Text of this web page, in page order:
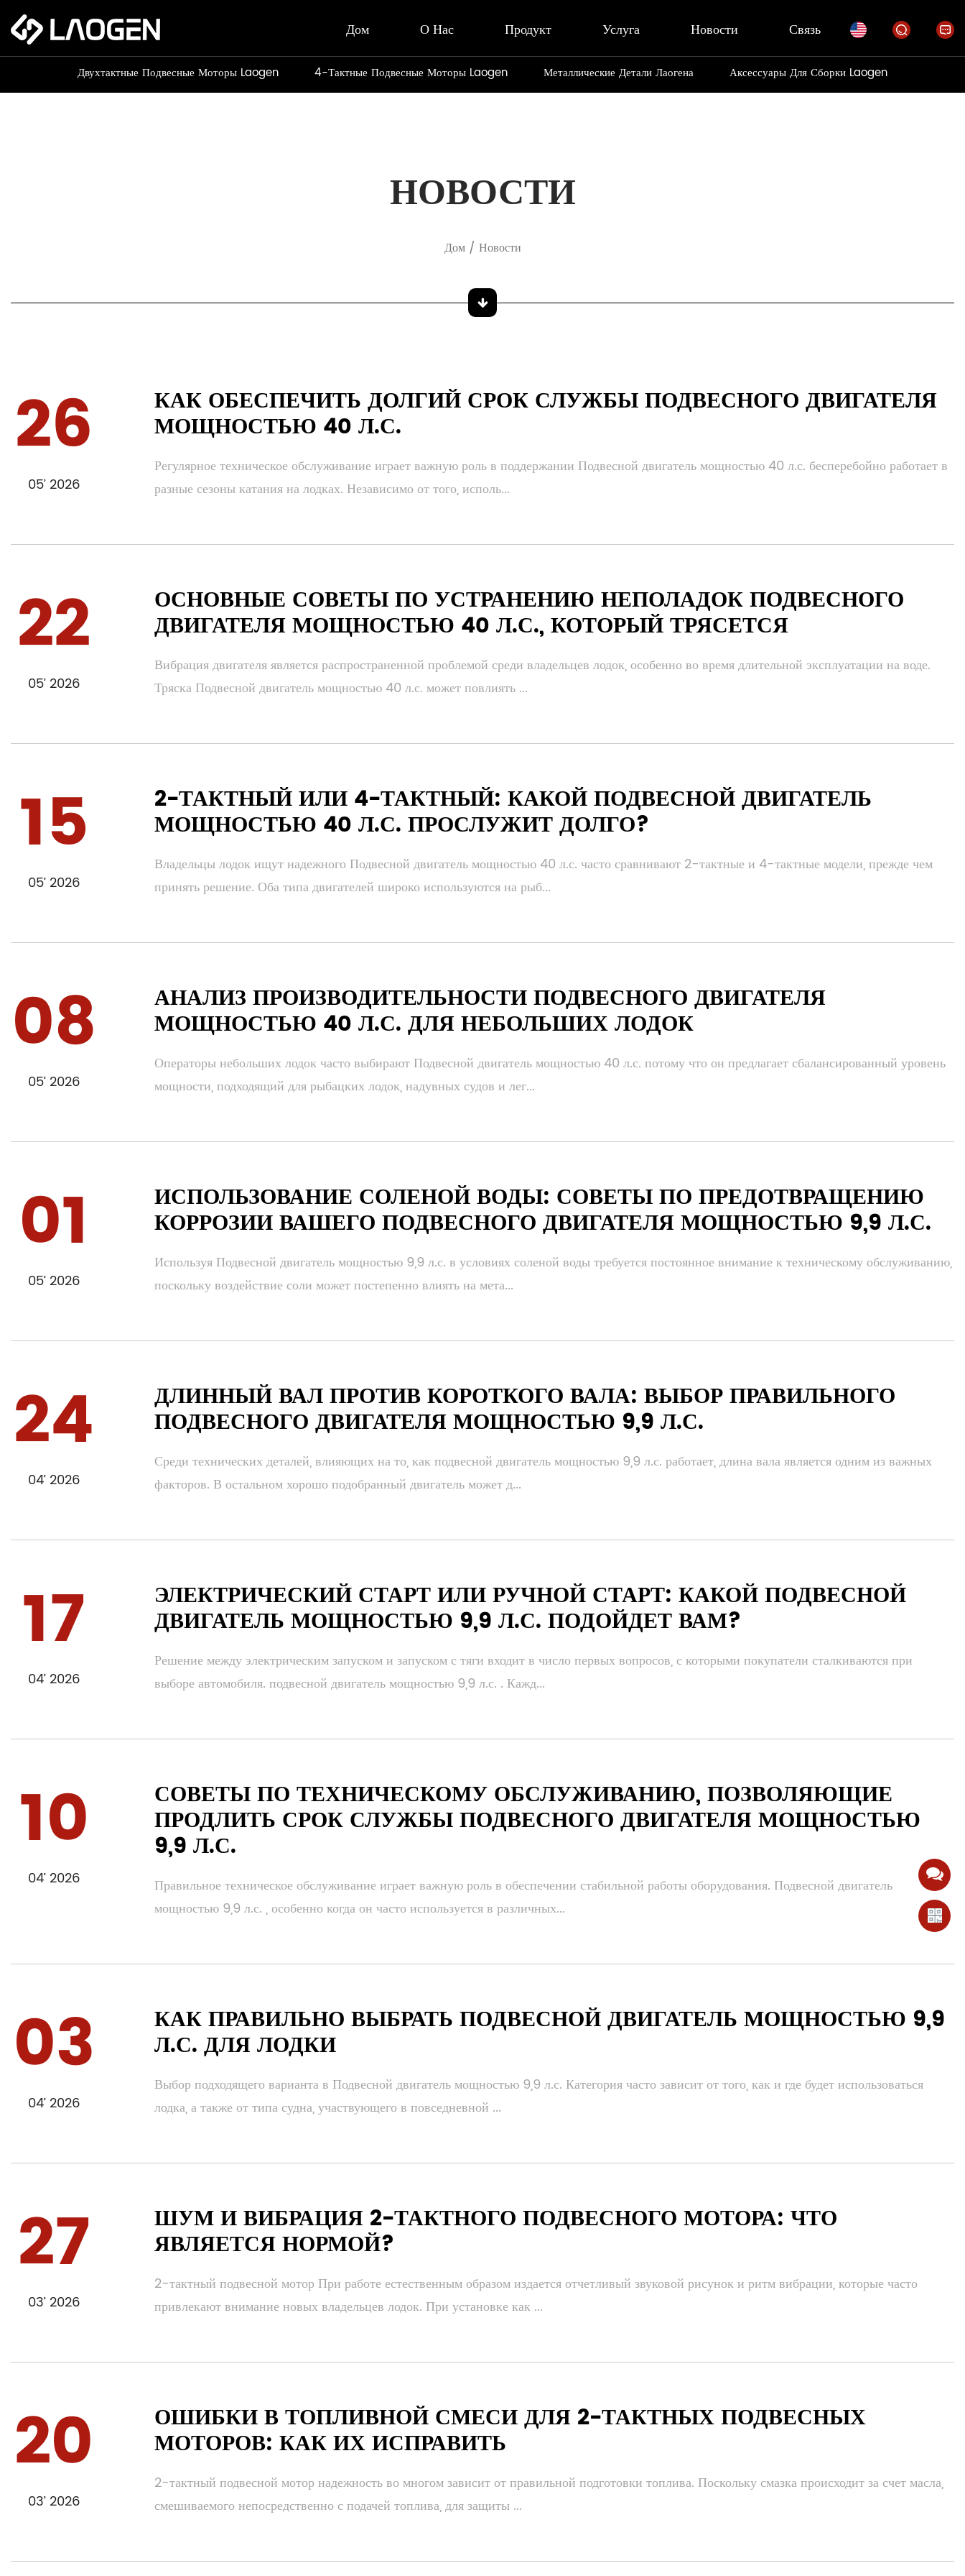
Дом О Нас Продукт Услуга Новости Связь
Двухтактные Подвесные Моторы Laogen 4-Тактные Подвесные Моторы Laogen Металлические Детали Лаогена Аксессуары Для Сборки Laogen
НОВОСТИ
Дом/ Новости
26
05’ 2026
КАК ОБЕСПЕЧИТЬ ДОЛГИЙ СРОК СЛУЖБЫ ПОДВЕСНОГО ДВИГАТЕЛЯ
МОЩНОСТЬЮ 40 Л.С.
Регулярное техническое обслуживание играет важную роль в поддержании Подвесной двигатель мощностью 40 л.с. бесперебойно работает в
разные сезоны катания на лодках. Независимо от того, исполь...
22
05’ 2026
ОСНОВНЫЕ СОВЕТЫ ПО УСТРАНЕНИЮ НЕПОЛАДОК ПОДВЕСНОГО
ДВИГАТЕЛЯ МОЩНОСТЬЮ 40 Л.С., КОТОРЫЙ ТРЯСЕТСЯ
Вибрация двигателя является распространенной проблемой среди владельцев лодок, особенно во время длительной эксплуатации на воде.
Тряска Подвесной двигатель мощностью 40 л.с. может повлиять ...
15
05’ 2026
2-ТАКТНЫЙ ИЛИ 4-ТАКТНЫЙ: КАКОЙ ПОДВЕСНОЙ ДВИГАТЕЛЬ
МОЩНОСТЬЮ 40 Л.С. ПРОСЛУЖИТ ДОЛГО?
Владельцы лодок ищут надежного Подвесной двигатель мощностью 40 л.с. часто сравнивают 2-тактные и 4-тактные модели, прежде чем
принять решение. Оба типа двигателей широко используются на рыб...
08
05’ 2026
АНАЛИЗ ПРОИЗВОДИТЕЛЬНОСТИ ПОДВЕСНОГО ДВИГАТЕЛЯ
МОЩНОСТЬЮ 40 Л.С. ДЛЯ НЕБОЛЬШИХ ЛОДОК
Операторы небольших лодок часто выбирают Подвесной двигатель мощностью 40 л.с. потому что он предлагает сбалансированный уровень
мощности, подходящий для рыбацких лодок, надувных судов и лег...
01
05’ 2026
ИСПОЛЬЗОВАНИЕ СОЛЕНОЙ ВОДЫ: СОВЕТЫ ПО ПРЕДОТВРАЩЕНИЮ
КОРРОЗИИ ВАШЕГО ПОДВЕСНОГО ДВИГАТЕЛЯ МОЩНОСТЬЮ 9,9 Л.С.
Используя Подвесной двигатель мощностью 9,9 л.с. в условиях соленой воды требуется постоянное внимание к техническому обслуживанию,
поскольку воздействие соли может постепенно влиять на мета...
24
04’ 2026
ДЛИННЫЙ ВАЛ ПРОТИВ КОРОТКОГО ВАЛА: ВЫБОР ПРАВИЛЬНОГО
ПОДВЕСНОГО ДВИГАТЕЛЯ МОЩНОСТЬЮ 9,9 Л.С.
Среди технических деталей, влияющих на то, как подвесной двигатель мощностью 9,9 л.с. работает, длина вала является одним из важных
факторов. В остальном хорошо подобранный двигатель может д...
17
04’ 2026
ЭЛЕКТРИЧЕСКИЙ СТАРТ ИЛИ РУЧНОЙ СТАРТ: КАКОЙ ПОДВЕСНОЙ
ДВИГАТЕЛЬ МОЩНОСТЬЮ 9,9 Л.С. ПОДОЙДЕТ ВАМ?
Решение между электрическим запуском и запуском с тяги входит в число первых вопросов, с которыми покупатели сталкиваются при
выборе автомобиля. подвесной двигатель мощностью 9,9 л.с. . Кажд...
10
04’ 2026
СОВЕТЫ ПО ТЕХНИЧЕСКОМУ ОБСЛУЖИВАНИЮ, ПОЗВОЛЯЮЩИЕ
ПРОДЛИТЬ СРОК СЛУЖБЫ ПОДВЕСНОГО ДВИГАТЕЛЯ МОЩНОСТЬЮ
9,9 Л.С.
Правильное техническое обслуживание играет важную роль в обеспечении стабильной работы оборудования. Подвесной двигатель
мощностью 9,9 л.с. , особенно когда он часто используется в различных...
03
04’ 2026
КАК ПРАВИЛЬНО ВЫБРАТЬ ПОДВЕСНОЙ ДВИГАТЕЛЬ МОЩНОСТЬЮ 9,9
Л.С. ДЛЯ ЛОДКИ
Выбор подходящего варианта в Подвесной двигатель мощностью 9,9 л.с. Категория часто зависит от того, как и где будет использоваться
лодка, а также от типа судна, участвующего в повседневной ...
27
03’ 2026
ШУМ И ВИБРАЦИЯ 2-ТАКТНОГО ПОДВЕСНОГО МОТОРА: ЧТО
ЯВЛЯЕТСЯ НОРМОЙ?
2-тактный подвесной мотор При работе естественным образом издается отчетливый звуковой рисунок и ритм вибрации, которые часто
привлекают внимание новых владельцев лодок. При установке как ...
20
03’ 2026
ОШИБКИ В ТОПЛИВНОЙ СМЕСИ ДЛЯ 2-ТАКТНЫХ ПОДВЕСНЫХ
МОТОРОВ: КАК ИХ ИСПРАВИТЬ
2-тактный подвесной мотор надежность во многом зависит от правильной подготовки топлива. Поскольку смазка происходит за счет масла,
смешиваемого непосредственно с подачей топлива, для защиты ...